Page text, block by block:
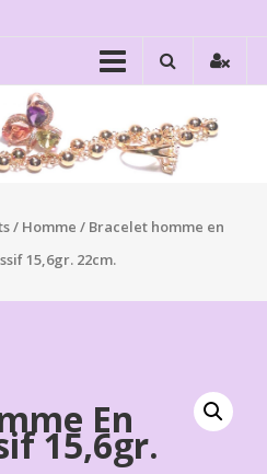
/ Homme / Bracelet homme en
15,6gr. 22cm.
En
15,6gr.